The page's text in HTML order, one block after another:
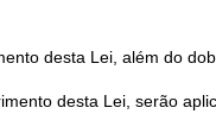
desta Lei, além do
desta Lei, serão